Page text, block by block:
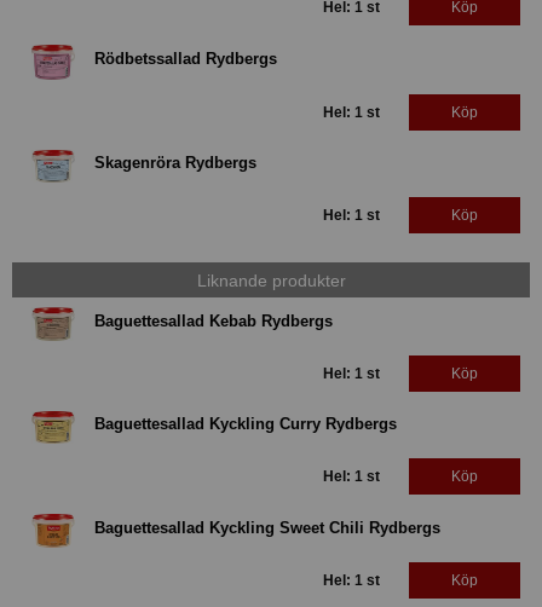
Hel: 1 st Köp
Rödbetssallad Rydbergs
Hel: 1 st Köp
Skagenröra Rydbergs
Hel: 1 st Köp
Liknande produkter
Baguettesallad Kebab Rydbergs
Hel: 1 st Köp
Baguettesallad Kyckling Curry Rydbergs
Hel: 1 st Köp
Baguettesallad Kyckling Sweet Chili Rydbergs
Hel: 1 st Köp